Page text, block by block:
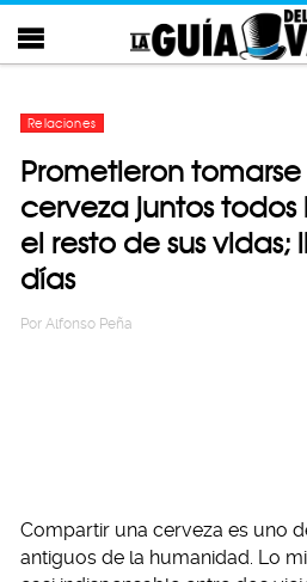
Relaciones
Prometieron
cerveza juntos todos
el resto de sus vidas;
días
Por Alfonso Peña
Compartir una cerveza es uno
antiguos de la humanidad. Lo